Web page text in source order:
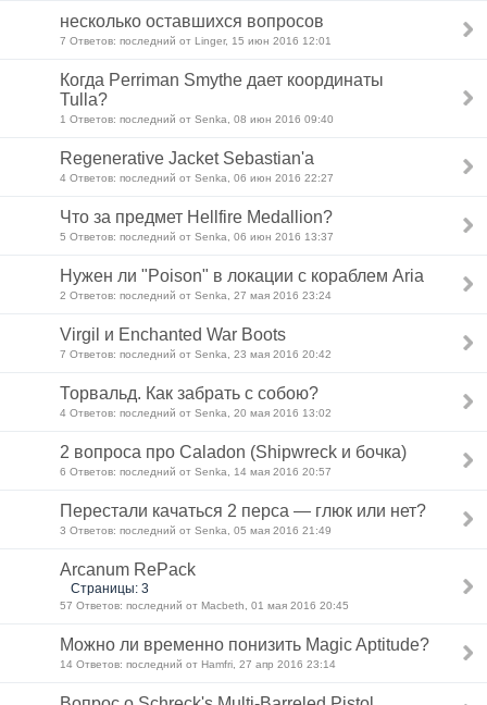
несколько оставшихся вопросов
7 Ответов: последний от Linger, 15 июн 2016 12:01
Когда Perriman Smythe дает координаты
Tulla?
1 Ответов: последний от Senka, 08 июн 2016 09:40
Regenerative Jacket Sebastian'а
4 Ответов: последний от Senka, 06 июн 2016 22:27
Что за предмет Hellfire Medallion?
5 Ответов: последний от Senka, 06 июн 2016 13:37
Нужен ли "Poison" в локации с кораблем Aria
2 Ответов: последний от Senka, 27 мая 2016 23:24
Virgil и Enchanted War Boots
7 Ответов: последний от Senka, 23 мая 2016 20:42
Торвальд. Как забрать с собою?
4 Ответов: последний от Senka, 20 мая 2016 13:02
2 вопроса про Caladon (Shipwreck и бочка)
6 Ответов: последний от Senka, 14 мая 2016 20:57
Перестали качаться 2 перса — глюк или нет?
3 Ответов: последний от Senka, 05 мая 2016 21:49
Arcanum RePack
Страницы: 3
57 Ответов: последний от Macbeth, 01 мая 2016 20:45
Можно ли временно понизить Magic Aptitude?
14 Ответов: последний от Hamfri, 27 апр 2016 23:14